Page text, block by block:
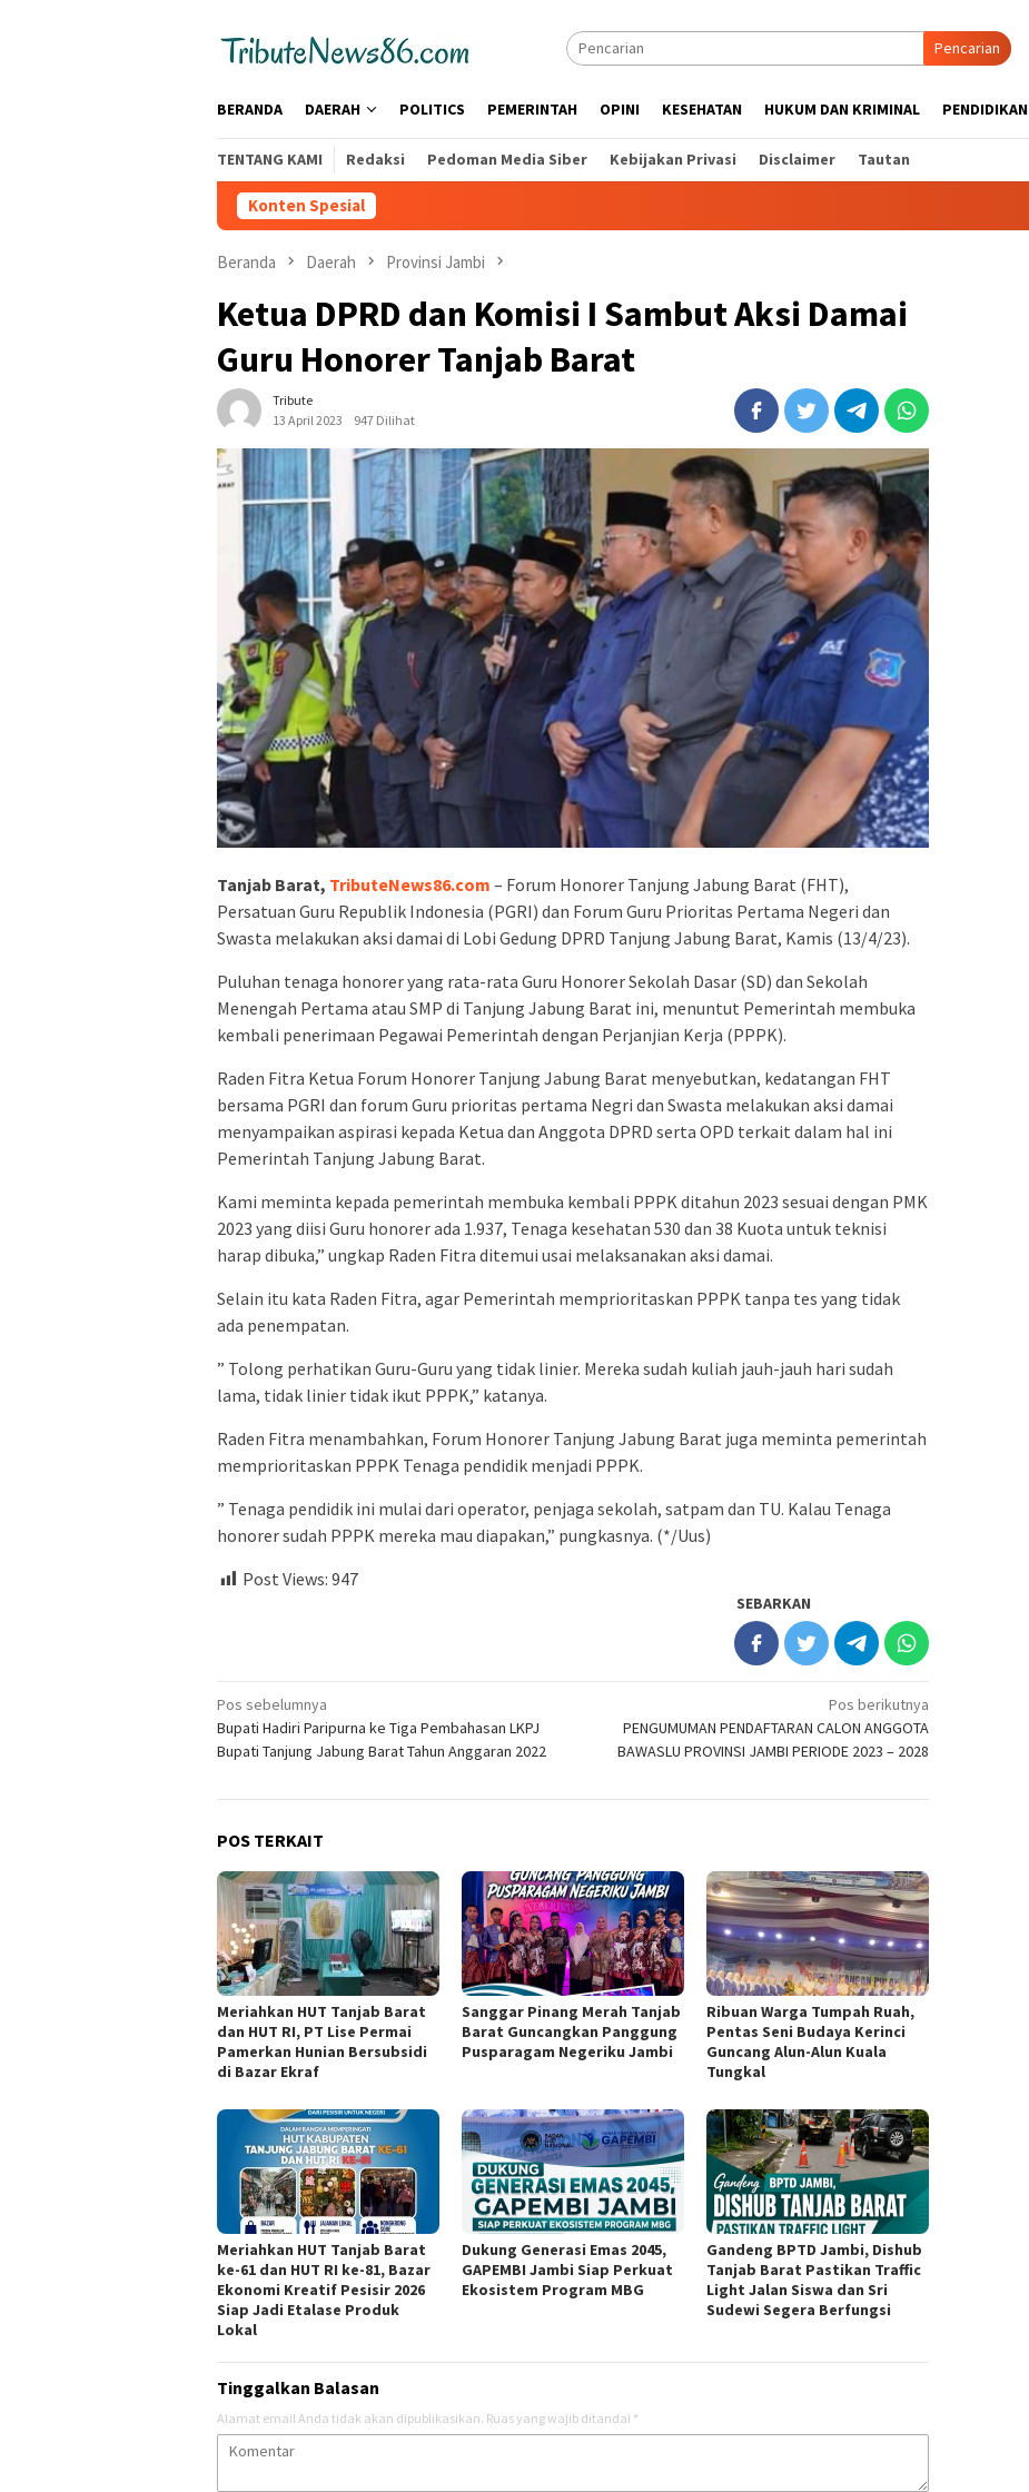
Pencarian
BERANDA DAERAH POLITICS PEMERINTAH OPINI KESEHATAN HUKUM DAN KRIMINAL PENDIDIKAN
TENTANG KAMI Redaksi Pedoman Media Siber Kebijakan Privasi Disclaimer Tautan
Konten Spesial
Beranda Daerah Provinsi Jambi
Ketua DPRD dan Komisi I Sambut Aksi Damai
Guru Honorer Tanjab Barat
Tribute
13 April 2023
947 Dilihat
Tanjab Barat, TributeNews86.com – Forum Honorer Tanjung Jabung Barat (FHT),
Persatuan Guru Republik Indonesia (PGRI) dan Forum Guru Prioritas Pertama Negeri dan
Swasta melakukan aksi damai di Lobi Gedung DPRD Tanjung Jabung Barat, Kamis (13/4/23).
Puluhan tenaga honorer yang rata-rata Guru Honorer Sekolah Dasar (SD) dan Sekolah
Menengah Pertama atau SMP di Tanjung Jabung Barat ini, menuntut Pemerintah membuka
kembali penerimaan Pegawai Pemerintah dengan Perjanjian Kerja (PPPK).
Raden Fitra Ketua Forum Honorer Tanjung Jabung Barat menyebutkan, kedatangan FHT
bersama PGRI dan forum Guru prioritas pertama Negri dan Swasta melakukan aksi damai
menyampaikan aspirasi kepada Ketua dan Anggota DPRD serta OPD terkait dalam hal ini
Pemerintah Tanjung Jabung Barat.
Kami meminta kepada pemerintah membuka kembali PPPK ditahun 2023 sesuai dengan PMK
2023 yang diisi Guru honorer ada 1.937, Tenaga kesehatan 530 dan 38 Kuota untuk teknisi
harap dibuka,” ungkap Raden Fitra ditemui usai melaksanakan aksi damai.
Selain itu kata Raden Fitra, agar Pemerintah memprioritaskan PPPK tanpa tes yang tidak
ada penempatan.
” Tolong perhatikan Guru-Guru yang tidak linier. Mereka sudah kuliah jauh-jauh hari sudah
lama, tidak linier tidak ikut PPPK,” katanya.
Raden Fitra menambahkan, Forum Honorer Tanjung Jabung Barat juga meminta pemerintah
memprioritaskan PPPK Tenaga pendidik menjadi PPPK.
” Tenaga pendidik ini mulai dari operator, penjaga sekolah, satpam dan TU. Kalau Tenaga
honorer sudah PPPK mereka mau diapakan,” pungkasnya. (*/Uus)
Post Views: 947
SEBARKAN
Navigasi
pos
Pos sebelumnya
Bupati Hadiri Paripurna ke Tiga Pembahasan LKPJ
Bupati Tanjung Jabung Barat Tahun Anggaran 2022
Pos berikutnya
PENGUMUMAN PENDAFTARAN CALON ANGGOTA
BAWASLU PROVINSI JAMBI PERIODE 2023 – 2028
POS TERKAIT
Meriahkan HUT Tanjab Barat
dan HUT RI, PT Lise Permai
Pamerkan Hunian Bersubsidi
di Bazar Ekraf
Sanggar Pinang Merah Tanjab
Barat Guncangkan Panggung
Pusparagam Negeriku Jambi
Ribuan Warga Tumpah Ruah,
Pentas Seni Budaya Kerinci
Guncang Alun-Alun Kuala
Tungkal
Meriahkan HUT Tanjab Barat
ke-61 dan HUT RI ke-81, Bazar
Ekonomi Kreatif Pesisir 2026
Siap Jadi Etalase Produk
Lokal
Dukung Generasi Emas 2045,
GAPEMBI Jambi Siap Perkuat
Ekosistem Program MBG
Gandeng BPTD Jambi, Dishub
Tanjab Barat Pastikan Traffic
Light Jalan Siswa dan Sri
Sudewi Segera Berfungsi
Tinggalkan Balasan
Alamat email Anda tidak akan dipublikasikan. Ruas yang wajib ditandai *